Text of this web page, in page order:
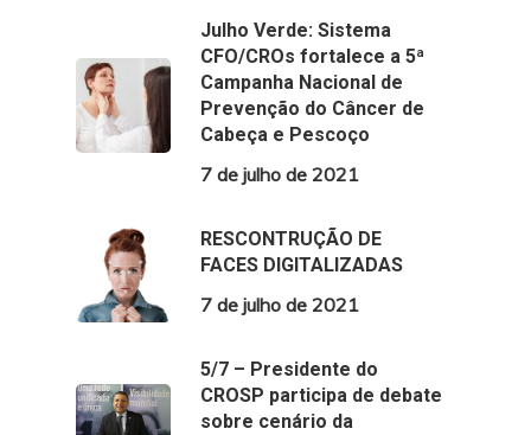
Julho Verde: Sistema
CFO/CROs fortalece a 5ª
Campanha Nacional de
Prevenção do Câncer de
Cabeça e Pescoço
7 de julho de 2021
RESCONTRUÇÃO DE
FACES DIGITALIZADAS
7 de julho de 2021
5/7 – Presidente do
CROSP participa de debate
sobre cenário da